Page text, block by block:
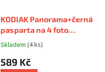
KODIAK Panorama+černá
pasparta na 4 foto
10x15cm s paspartou na 4
foto 10x15cm
Průměrné
produktu
Skladem (4 ks)
589 Kč